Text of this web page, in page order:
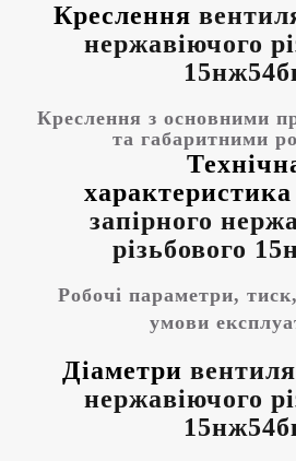
Креслення
нержавіючого
Креслення з основними
та габаритними
характеристика
запірного
різьбового
Робочі параметри,
умови
Діаметри
нержавіючого